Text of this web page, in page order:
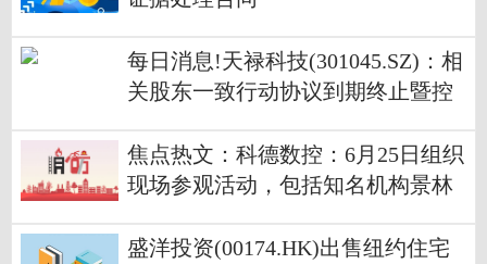
每日消息!天禄科技(301045.SZ)：相
关股东一致行动协议到期终止暨控
焦点热文：科德数控：6月25日组织
现场参观活动，包括知名机构景林
盛洋投资(00174.HK)出售纽约住宅